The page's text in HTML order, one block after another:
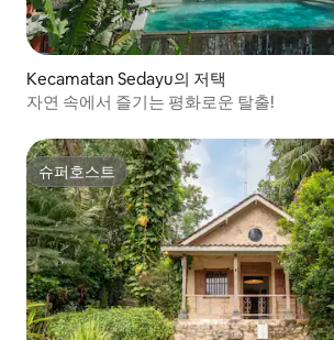
Kecamatan Sedayu의 저택
자연 속에서 즐기는 평화로운 탈출!
슈퍼호스트
슈퍼호스트